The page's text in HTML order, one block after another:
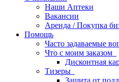
Наши Аптеки
Вакансии
Аренда / Покупка
Помощь
Часто задаваемые
Что с моим заказом
Дисконтная
Тизеры
Защита от